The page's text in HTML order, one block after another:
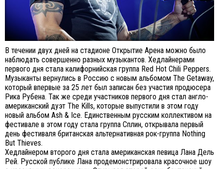
В течении двух дней на стадионе Открытие Арена можно было
наблюдать совершенно разных музыкантов. Хедлайнерами
первого дня стала калифорнийская группа Red Hot Chili Peppers.
Музыканты вернулись в Россию с новым альбомом The Getaway,
который впервые за 25 лет был записан без участия продюсера
Рика Рубена. Так же среди участников первого дня стал англо-
американский дуэт The Kills, которые выпустили в этом году
новый альбом Ash & Ice. Единственным русским коллективом на
фестивале в этом году стала группа Сплин, открывала первый
день фестиваля британская альтернативная рок-группа Nothing
But Thieves.
Хедлайнером второго дня стала американская певица Лана Дель
Рей. Русской публике Лана продемонстрировала красочное шоу